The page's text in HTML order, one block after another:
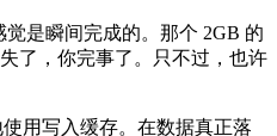
是瞬间完成的。那个 2GB 的
了，你完事了。只不过，也许
用写入缓存。在数据真正落